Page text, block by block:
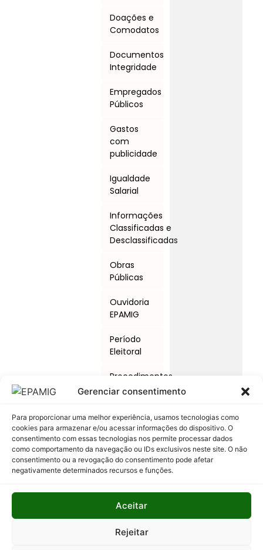
Gerenciar consentimento
Para proporcionar uma melhor experiência, usamos tecnologias como
cookies para armazenar e/ou acessar informações do dispositivo. O
consentimento com essas tecnologias nos permite processar dados
como comportamento da navegação ou IDs exclusivos neste site. O não
consentimento ou a revogação do consentimento pode afetar
negativamente determinados recursos e funções.
Aceitar
Rejeitar
Doações e
Comodatos
Documentos
Integridade
Empregados
Públicos
Gastos
com
publicidade
Igualdade
Salarial
Informações
Classificadas e
Desclassificadas
Obras
Públicas
Ouvidoria
EPAMIG
Período
Eleitoral
Procedimentos
Licitatórios
Programas
e Ações
Relatório
Anual de
Atividades
Auditoria
Interna
Relatório